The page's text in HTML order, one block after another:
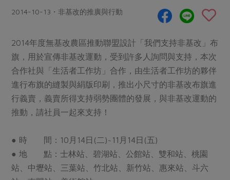
調理食材・點心
調味醬料/南北貨 烘焙
休閒零嘴 沖泡飲品
保健食品
居家好物
美妝保養 個人清潔
家庭清潔
烘焙．點心
醬料
湯品．鍋物
漬物
涼拌沙拉
飲品
主題食譜
合作25-經典快閃最後一週
更多當季產品
議題活動
30%rPET紅烏龍茶
2024農業發展計畫年度報告
減硝酸鹽 惜食
非基改運動 支持本土農糧
廢核運動 能源議題
減添加物
更多議題
生活者e週報
自主把關
檢驗報告
硝酸鹽檢驗
合作社法規
社務專區
選舉專區
2014-10-13・非基改的推廣與行動
2014年度無基改農區推動聯盟設計「我們支持非基改」布
旗，用於宣傳非基改運動，受到許多人詢問與支持，本次
合作社與「生活者工作坊」合作，由生活者工作坊的夥伴
進行布旗的縫製與絹版印刷，推出小尺寸的非基改布旗進
行義賣，義賣所得支持弱勢團體的發展，與非基改運動的
推動，請社員一起來支持！
● 時 間：10月14日(二)~11月14日(五)
● 地 點：士林站、碧湖站、公館站、雙和站、桃園
站、中壢站、三葉站、竹北站、新竹站、惠來站、斗六